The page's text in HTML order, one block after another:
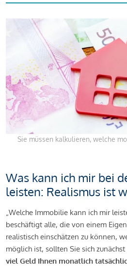
Sie müssen kalkulieren, welche
Was kann ich mir bei
leisten: Realismus ist
„Welche Immobilie kann ich mir
beschäftigt alle, die von einem
realistisch einschätzen zu können,
möglich ist, sollten Sie sich
viel Geld Ihnen monatlich